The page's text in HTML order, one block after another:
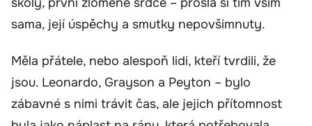
sama, její úspěchy a smutky nepovšimnuty.
Měla přátele, nebo alespoň lidi, kteří tvrdili, že
jsou. Leonardo, Grayson a Peyton – bylo
zábavné s nimi trávit čas, ale jejich přítomnost